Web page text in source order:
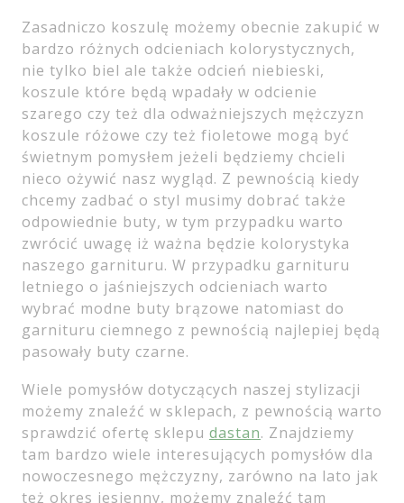
Zasadniczo koszulę możemy obecnie zakupić w
bardzo różnych odcieniach kolorystycznych,
nie tylko biel ale także odcień niebieski,
koszule które będą wpadały w odcienie
szarego czy też dla odważniejszych mężczyzn
koszule różowe czy też fioletowe mogą być
świetnym pomysłem jeżeli będziemy chcieli
nieco ożywić nasz wygląd. Z pewnością kiedy
chcemy zadbać o styl musimy dobrać także
odpowiednie buty, w tym przypadku warto
zwrócić uwagę iż ważna będzie kolorystyka
naszego garnituru. W przypadku garnituru
letniego o jaśniejszych odcieniach warto
wybrać modne buty brązowe natomiast do
garnituru ciemnego z pewnością najlepiej będą
pasowały buty czarne.
Wiele pomysłów dotyczących naszej stylizacji
możemy znaleźć w sklepach, z pewnością warto
sprawdzić ofertę sklepu dastan. Znajdziemy
tam bardzo wiele interesujących pomysłów dla
nowoczesnego mężczyzny, zarówno na lato jak
też okres jesienny, możemy znaleźć tam